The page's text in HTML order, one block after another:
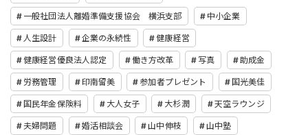
一般社団法人離婚準備支援協会 横浜支部 中小企業
人生設計 企業の永続性 健康経営
健康経営優良法人認定 働き方改革 写真 助成金
労務管理 印南留美 参加者プレゼント 国光美佳
国民年金保険料 大人女子 大杉潤 天空ラウンジ
夫婦問題 婚活相談会 山中伸枝 山中塾